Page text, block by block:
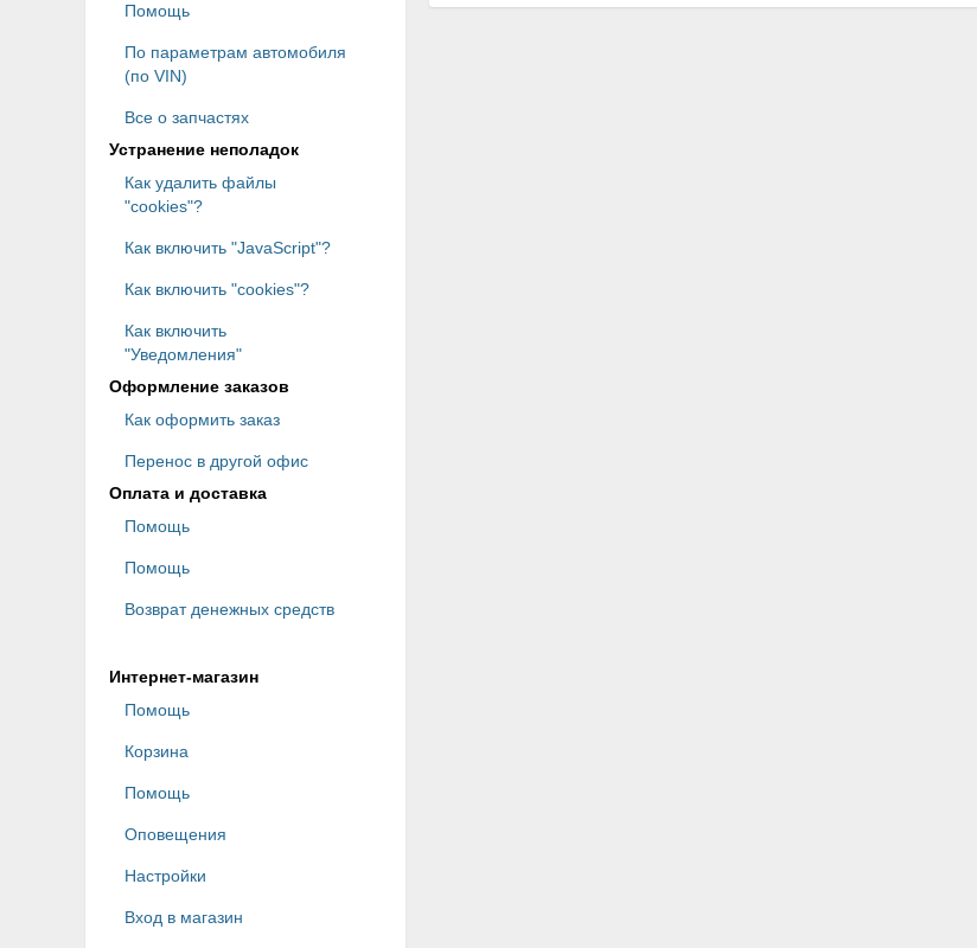
Помощь
По параметрам автомобиля
(по VIN)
Все о запчастях
Устранение неполадок
Как удалить файлы
"cookies"?
Как включить "JavaScript"?
Как включить "cookies"?
Как включить
"Уведомления"
Оформление заказов
Как оформить заказ
Перенос в другой офис
Оплата и доставка
Помощь
Помощь
Возврат денежных средств
Интернет-магазин
Помощь
Корзина
Помощь
Оповещения
Настройки
Вход в магазин